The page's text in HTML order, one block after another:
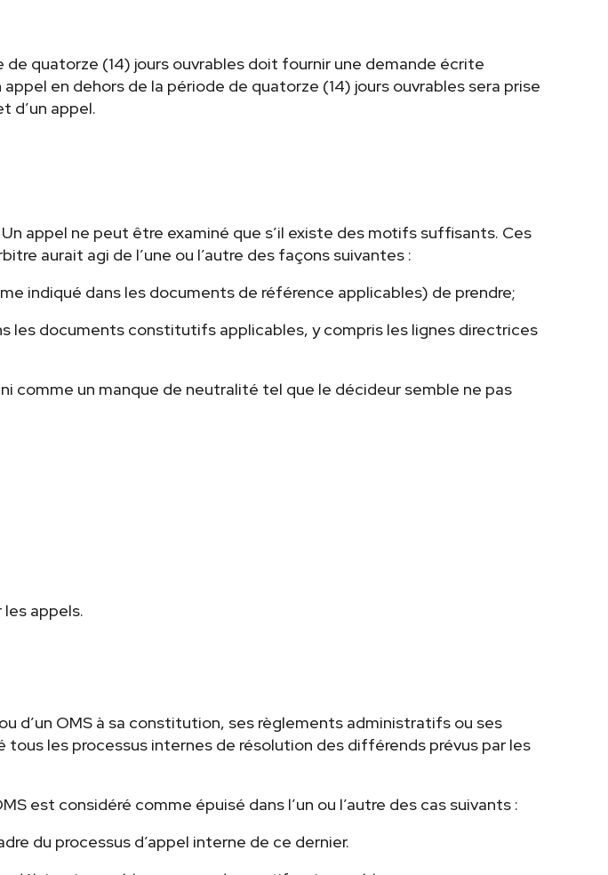
quatorze (14) jours ouvrables doit fournir une demande écrite
en dehors de la période de quatorze (14) jours ouvrables sera prise
d’un appel.
appel ne peut être examiné que s’il existe des motifs suffisants. Ces
aurait agi de l’une ou l’autre des façons suivantes :
indiqué dans les documents de référence applicables) de prendre;
les documents constitutifs applicables, y compris les lignes directrices
comme un manque de neutralité tel que le décideur semble ne pas
les appels.
d’un OMS à sa constitution, ses règlements administratifs ou ses
les processus internes de résolution des différends prévus par les
est considéré comme épuisé dans l’un ou l’autre des cas suivants :
du processus d’appel interne de ce dernier.